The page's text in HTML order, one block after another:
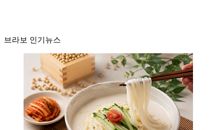
브라보 인기뉴스